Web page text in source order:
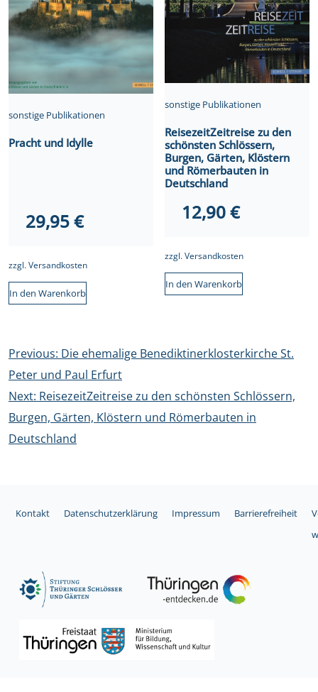
sonstige Publikationen
Pracht und Idylle
29,95€
zzgl.Versandkosten
In den Warenkorb
sonstige Publikationen
ReisezeitZeitreise zu den
schönsten Schlössern,
Burgen, Gärten, Klöstern
und Römerbauten in
Deutschland
12,90€
zzgl.Versandkosten
In den Warenkorb
Beitragsnavigation
Previous: Die ehemalige Benediktinerklosterkirche St.
Peter und Paul Erfurt
Next: ReisezeitZeitreise zu den schönsten Schlössern,
Burgen, Gärten, Klöstern und Römerbauten in
Deutschland
Kontakt Datenschutzerklärung Impressum Barrierefreiheit